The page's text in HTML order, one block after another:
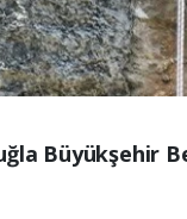
Büyükşehir